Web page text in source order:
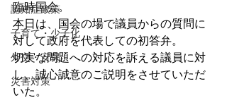
認知症政策
子育て・少子化
外交・安保
災害対策
臨時国会。
本日は、国会の場で議員からの質問に
対して政府を代表しての初答弁。
切実な問題への対応を訴える議員に対
し、誠心誠意のご説明をさせていただ
いた。